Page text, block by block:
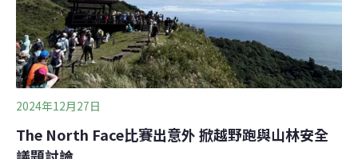
分一、二期。第一期水保計畫對應
2024年12月27日
The North Face比賽出意外 掀越野跑與山林安全